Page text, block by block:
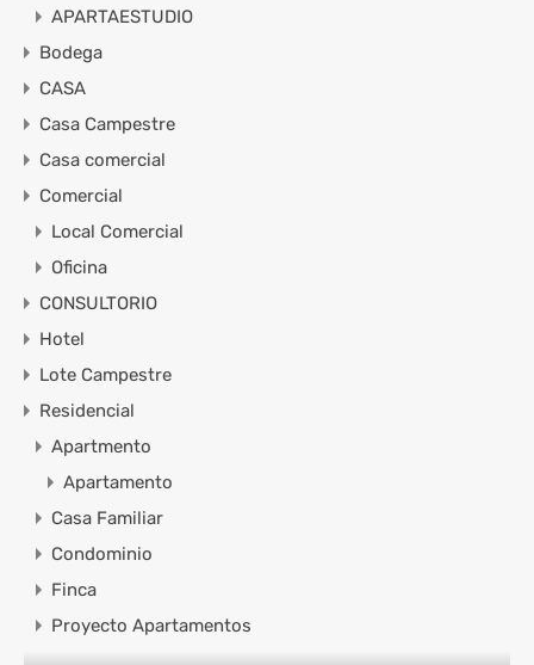
APARTAESTUDIO
Bodega
CASA
Casa Campestre
Casa comercial
Comercial
Local Comercial
Oficina
CONSULTORIO
Hotel
Lote Campestre
Residencial
Apartmento
Apartamento
Casa Familiar
Condominio
Finca
Proyecto Apartamentos